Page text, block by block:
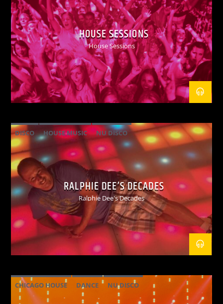
HOUSE SESSIONS
House Sessions
DISCO HOUSE MUSIC NU DISCO
RALPHIE DEE’S DECADES
Ralphie Dee's Decades
CHICAGO HOUSE DANCE NU DISCO